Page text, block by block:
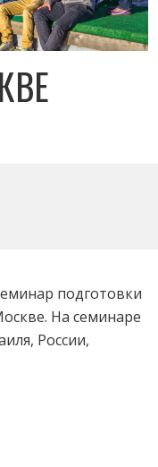
подготовки
На семинаре
России,